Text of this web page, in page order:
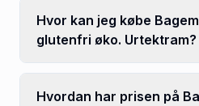
Hvor kan jeg købe
glutenfri øko. Urtektram?
Hvordan har prisen på